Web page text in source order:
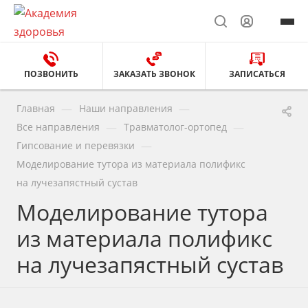
ПОЗВОНИТЬ ЗАКАЗАТЬ ЗВОНОК ЗАПИСАТЬСЯ
Главная Наши направления
Все направления Травматолог-ортопед
Гипсование и перевязки
Моделирование тутора из материала полификс
на лучезапястный сустав
Моделирование тутора
из материала полификс
на лучезапястный сустав